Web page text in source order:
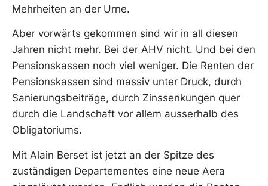
Mehrheiten an der Urne.
Aber vorwärts gekommen sind wir in all diesen
Jahren nicht mehr. Bei der AHV nicht. Und bei den
Pensionskassen noch viel weniger. Die Renten der
Pensionskassen sind massiv unter Druck, durch
Sanierungsbeiträge, durch Zinssenkungen quer
durch die Landschaft vor allem ausserhalb des
Obligatoriums.
Mit Alain Berset ist jetzt an der Spitze des
zuständigen Departementes eine neue Aera